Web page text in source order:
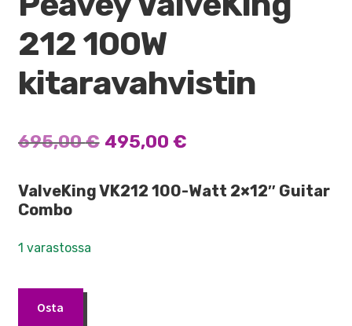
212 100W
kitaravahvistin
695,00€ Alkuperäinen
oli:
495,00 €Nykyinen
on:
ValveKing VK212 100-Watt 2×12″ Guitar
Combo
1 varastossa
ValveKing
Osta